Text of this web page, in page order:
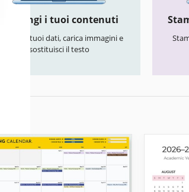
Aggiungi i tuoi contenuti
Inserisci i tuoi dati, carica immagini e
sostituisci il testo